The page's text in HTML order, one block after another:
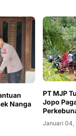
Nanga
PT MJP
Jopo
Januari 04,